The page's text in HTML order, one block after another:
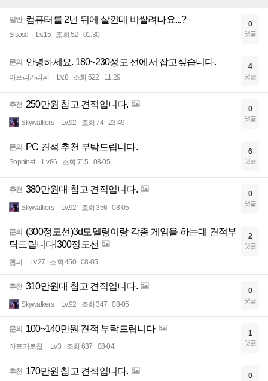
일반 컴퓨터를 2년 뒤에 살껀데 비쌀려나요...?
Sisoso Lv.15 조회 52 01:30
0
댓글
문의 안녕하세요. 180~230정도 선에서 잡고싶습니다.
아프리카리퍼 Lv.8 조회 522 11:29
4
댓글
추천 250만원 참고 견적입니다.
Skywalkers Lv.92 조회 74 23:49
0
댓글
문의 PC 견적 추천 부탁드립니다.
Sophinet Lv.86 조회 715 08-05
6
댓글
추천 380만원대 참고 견적입니다.
Skywalkers Lv.92 조회 356 08-05
0
댓글
문의
(300정도선)3d모델링이랑 각종 게임을 하는데 견적부
탁드립니다!300정도선
햅피 Lv.27 조회 450 08-05
2
댓글
추천 310만원대 참고 견적입니다.
Skywalkers Lv.92 조회 347 08-05
0
댓글
문의 100~140만원 견적 부탁드립니다
아포카토칩 Lv.3 조회 637 08-04
1
댓글
추천 170만원 참고 견적입니다. 0